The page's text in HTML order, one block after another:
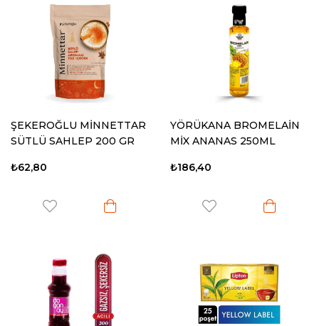
ŞEKEROĞLU MİNNETTAR
SÜTLÜ SAHLEP 200 GR
₺62,80
YÖRÜKANA BROMELAİN
MİX ANANAS 250ML
₺186,40